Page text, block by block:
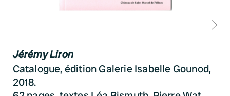
Jérémy Liron
Catalogue, édition Galerie Isabelle Gounod,
2018.